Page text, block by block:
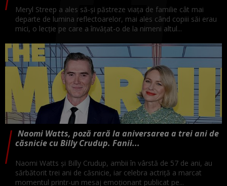
Meryl Streep a ales să-și păstreze viața de familie cât mai
departe de lumina reflectoarelor, mai ales când copiii săi erau
mici, o lecție pe care a învățat-o de la nimeni altul...
Naomi Watts, poză rară la aniversarea a trei ani de
căsnicie cu Billy Crudup. Fanii...
Naomi Watts și Billy Crudup, ambii în vârstă de 57 de ani, au
sărbătorit trei ani de căsnicie, iar celebra actriță a marcat
momentul printr-un mesaj emoționant publicat pe...